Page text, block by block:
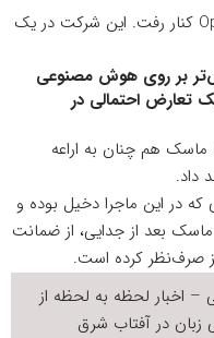
ماسک در سال ۲۰۱۸ از هیئت‌مدیره OpenAI کنار رفت. این شرکت در یک
بر روی هوش مصنوعی
تعارض احتمالی در
هم چنان به اراعه
داد.
در این ماجرا دخیل بوده و
ماسک بعد از جدایی، از ضمانت
– اخبار لحظه به لحظه از
زبان درآفتاب شرق